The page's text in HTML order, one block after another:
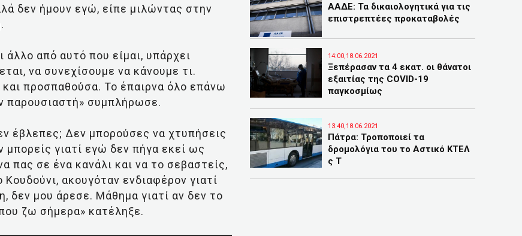
δεν ήμουν εγώ, είπε μιλώντας στην
άλλο από αυτό που είμαι, υπάρχει
να συνεχίσουμε να κάνουμε τι.
προσπαθούσα. Το έπαιρνα όλο επάνω
παρουσιαστή» συμπλήρωσε.
έβλεπες; Δεν μπορούσες να χτυπήσεις
μπορείς γιατί εγώ δεν πήγα εκεί ως
πας σε ένα κανάλι και να το σεβαστείς,
ακουγόταν ενδιαφέρον γιατί
δεν μου άρεσε. Μάθημα γιατί αν δεν το
ζω σήμερα» κατέληξε.
ΑΑΔΕ: Τα δικαιολογητικά για τις
επιστρεπτέες προκαταβολές
14:00,18.06.2021
Ξεπέρασαν τα 4 εκατ. οι θάνατοι
εξαιτίας της COVID-19
παγκοσμίως
13:40,18.06.2021
Πάτρα: Τροποποιεί τα
δρομολόγια του το Αστικό ΚΤΕΛ
ς Τ